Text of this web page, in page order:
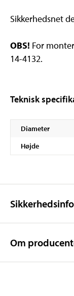
Sikkerhedsnet
OBS! For
14-4132.
Teknisk
Diameter
Højde
Om